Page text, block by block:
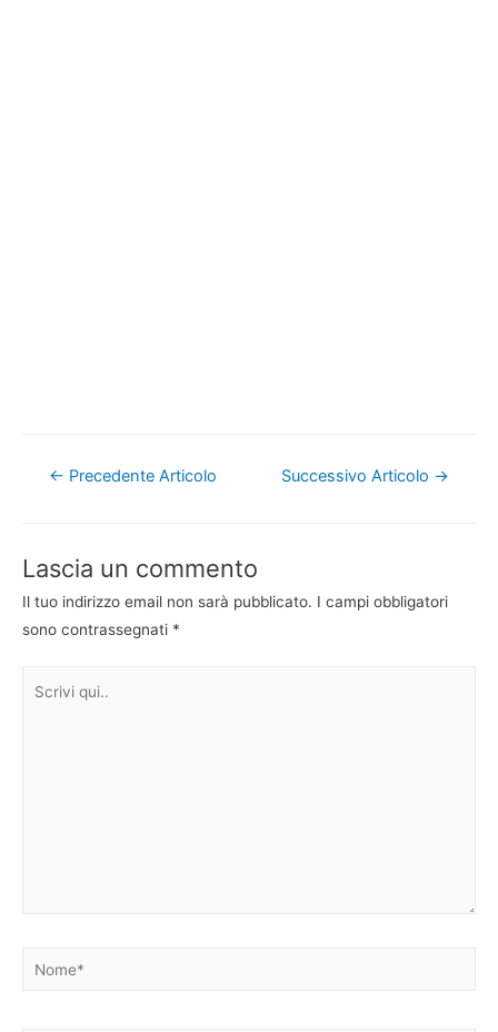
Navigazione
← Precedente Articolo Successivo Articolo →
Lascia un commento
Il tuo indirizzo email non sarà pubblicato. I campi obbligatori
sono contrassegnati *
Nome*